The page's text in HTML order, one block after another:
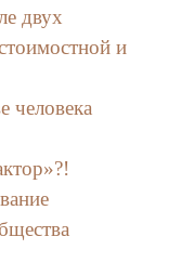
двух
и
человека